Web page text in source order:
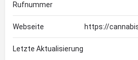
Rufnummer
Webseite https://
Letzte Aktualisierung